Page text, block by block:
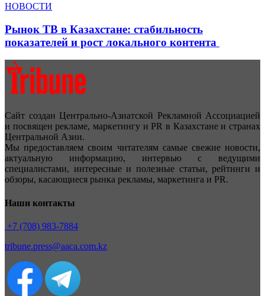
НОВОСТИ
Рынок ТВ в Казахстане: стабильность
показателей и рост локального контента
Сайт создан Центрально-Азиатской Рекламной Ассоциацией
и посвящен рекламе, маркетингу и PR в Казахстане и странах
Центральной Азии.
Мы предоставляем своим читателям самые свежие новости,
актуальную информацию, интервью с ведущими
специалистами, интересные и полезные статьи, рейтинги и
обзоры, касающиеся рынка рекламы, маркетинга и PR.
Наши контакты
+7 (708) 983-7884
tribune.press@aaca.com.kz